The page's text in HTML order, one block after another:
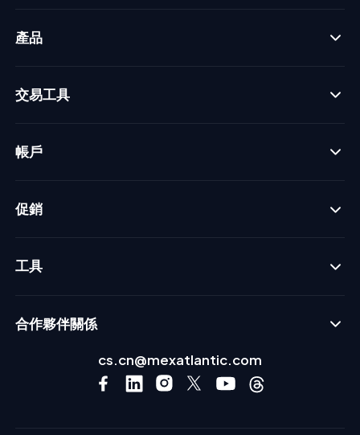
產品
交易工具
帳戶
促銷
工具
合作夥伴關係
cs.cn@mexatlantic.com